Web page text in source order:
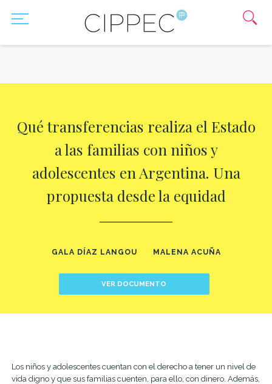
Qué transferencias realiza el Estado
a las familias con niños y
adolescentes en Argentina. Una
propuesta desde la equidad
GALA DÍAZ LANGOU MALENA ACUÑA
VER DOCUMENTO
Los niños y adolescentes cuentan con el derecho a tener un nivel de
vida digno y que sus familias cuenten, para ello, con dinero. Además,